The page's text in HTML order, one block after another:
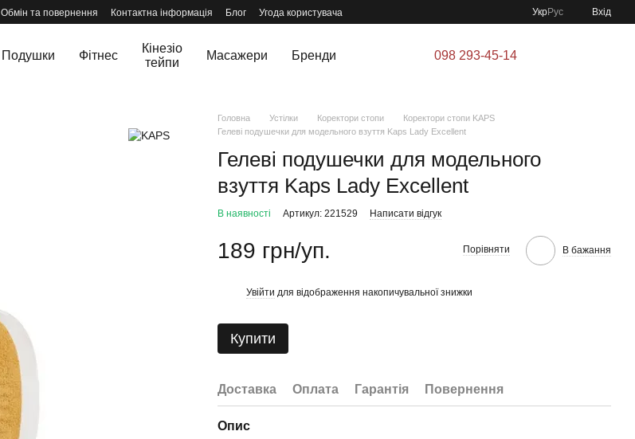
Обмін та повернення Контактна інформація Блог Угода користувача УкрРус Вхід
Подушки Фітнес
Кінезіо
тейпи
Масажери Бренди 098 293-45-14
Головна Устілки Коректори стопи
Коректори стопи KAPS
Гелеві подушечки для модельного взуття Kaps Lady Excellent
Гелеві подушечки для модельного
взуття Kaps Lady Excellent
В наявності Артикул: 221529 Написати відгук
189 грн/уп. Порівняти В бажання
Увійти для відображення накопичувальної знижки
Купити
Доставка Оплата Гарантія Повернення
Опис